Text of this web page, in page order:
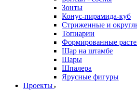
Зонты
Конус-пирамида-куб
Стриженные и
Топиарии
Формированные
Шар на штамбе
Шары
Шпалера
Ярусные фигуры
Проекты